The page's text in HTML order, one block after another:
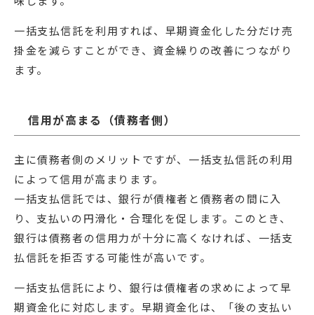
一括支払信託を利用すれば、早期資金化した分だけ売
掛金を減らすことができ、資金繰りの改善につながり
ます。
信用が高まる（債務者側）
主に債務者側のメリットですが、一括支払信託の利用
によって信用が高まります。
一括支払信託では、銀行が債権者と債務者の間に入
り、支払いの円滑化・合理化を促します。このとき、
銀行は債務者の信用力が十分に高くなければ、一括支
払信託を拒否する可能性が高いです。
一括支払信託により、銀行は債権者の求めによって早
期資金化に対応します。早期資金化は、「後の支払い